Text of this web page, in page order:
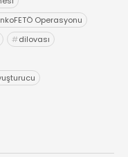
Operasyonu
#dilovası